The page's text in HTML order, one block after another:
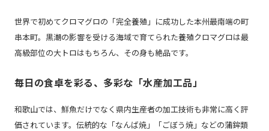
世界で初めてクロマグロの「完全養殖」に成功した本州最南端の町
串本町。黒潮の影響を受ける海域で育てられた養殖クロマグロは最
高級部位の大トロはもちろん、その身も絶品です。
毎日の食卓を彩る、多彩な「水産加工品」
和歌山では、鮮魚だけでなく県内生産者の加工技術も非常に高く評
価されています。伝統的な「なんば焼」「ごぼう焼」などの蒲鉾類